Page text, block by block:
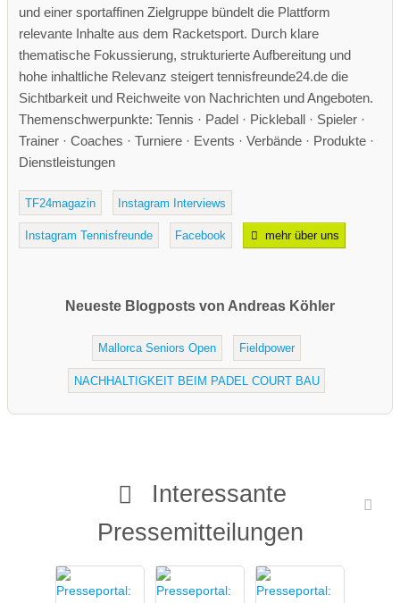
Interessante
Pressemitteilungen
und einer sportaffinen Zielgruppe bündelt die Plattform
relevante Inhalte aus dem Racketsport. Durch klare
thematische Fokussierung, strukturierte Aufbereitung und
hohe inhaltliche Relevanz steigert tennisfreunde24.de die
Sichtbarkeit und Reichweite von Nachrichten und Angeboten.
Themenschwerpunkte: Tennis · Padel · Pickleball · Spieler ·
Trainer · Coaches · Turniere · Events · Verbände · Produkte ·
Dienstleistungen
TF24magazin Instagram Interviews
Instagram Tennisfreunde Facebook mehr über uns
Neueste Blogposts von Andreas Köhler
Mallorca Seniors Open Fieldpower
NACHHALTIGKEIT BEIM PADEL COURT BAU